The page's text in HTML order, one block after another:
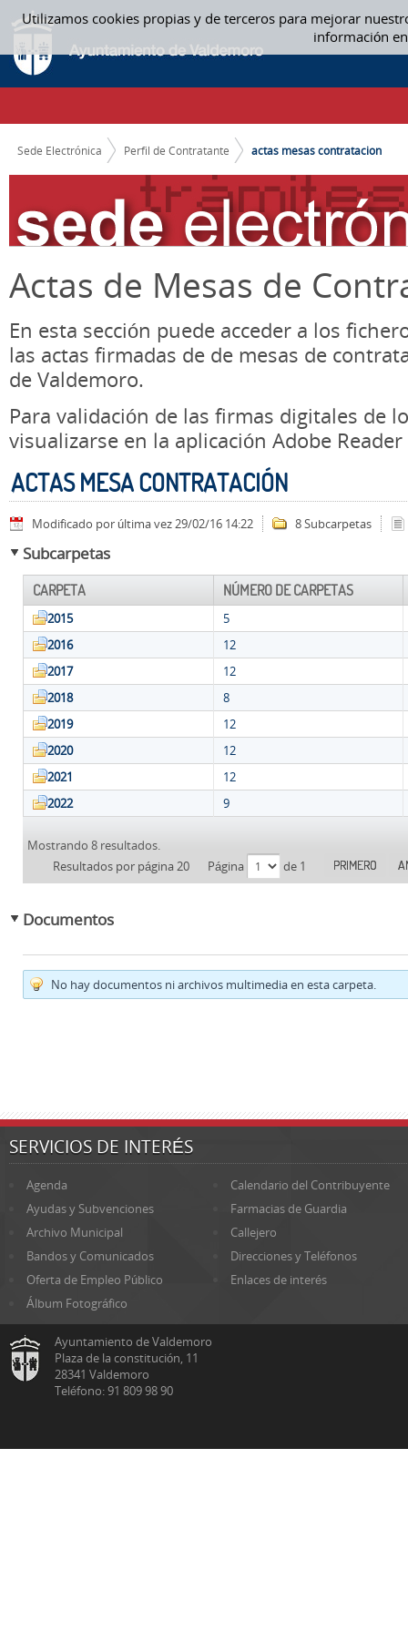
Utilizamos cookies propias y de terceros para mejorar
información
Saltar al contenido
ACTAS MESA CONTRATACIÓN - ACTAS MESAS CONTRATACION
CAMINO DE MIGAS
Sede Electrónica Perfil de Contratante actas mesas contratacion
Actas de Mesas de
En esta sección puede acceder a los
las actas firmadas de de mesas de
de Valdemoro.
Para validación de las firmas digitales de
visualizarse en la aplicación Adobe Reader
ACTAS MESA CONTRATACIÓN
Modificado por última vez 29/02/16 14:22 8 Subcarpetas
Subcarpetas
CARPETA NÚMERO DE CARPETAS
2015
5
2016
12
2017
12
2018
8
2019
12
2020
12
2021
12
2022
9
Mostrando 8 resultados.
Resultados por página 20
Página de 1 PRIMERO
Documentos
No hay documentos ni archivos multimedia en esta carpeta.
SERVICIOS DE INTERÉS
Agenda
Calendario del Contribuyente
Ayudas y Subvenciones
Farmacias de Guardia
Archivo Municipal
Callejero
Bandos y Comunicados
Direcciones y Teléfonos
Oferta de Empleo Público
Enlaces de interés
Álbum Fotográfico
Ayuntamiento de Valdemoro
Plaza de la constitución, 11
28341 Valdemoro
Teléfono: 91 809 98 90